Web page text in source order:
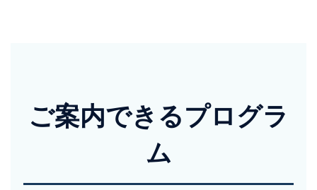
ご案内できるプログラ
ム